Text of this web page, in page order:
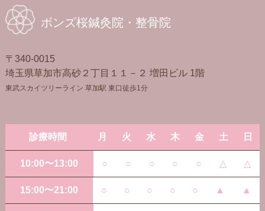
ボンズ桜鍼灸院・整骨院
〒340-0015
埼玉県草加市高砂２丁目１１－２ 増田ビル 1階
東武スカイツリーライン 草加駅 東口徒歩1分
診療時間 月 火 水 木 金 土 日
10:00〜13:00 ○ ○ ○ ○ ○ △ △
15:00〜21:00 ○ ○ ○ ○ ○ ▲ ▲